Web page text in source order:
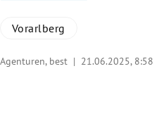
Vorarlberg
Agenturen, best | 21.06.2025, 8:58